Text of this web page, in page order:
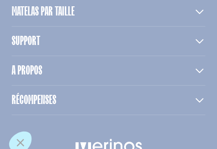
MATELAS PAR TAILLE
SUPPORT
A PROPOS
RÉCOMPENSES